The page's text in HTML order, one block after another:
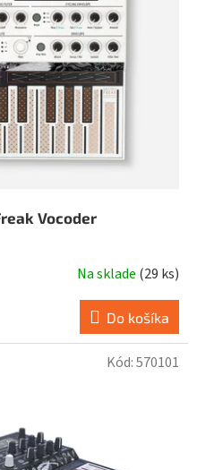
Vocoder
Na sklade (29 ks)
Do košíka
Kód:570101